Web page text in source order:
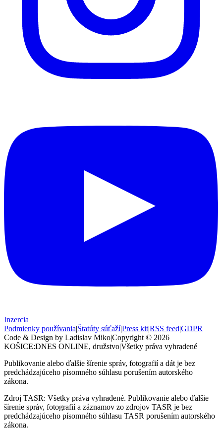
Inzercia
Podmienky používania|Štatúty súťaží|Press kit|RSS feed|GDPR
Code & Design by Ladislav Miko|Copyright © 2026
KOŠICE:DNES ONLINE, družstvo|Všetky práva vyhradené
Publikovanie alebo ďalšie šírenie správ, fotografií a dát je bez
predchádzajúceho písomného súhlasu porušením autorského
zákona.
Zdroj TASR: Všetky práva vyhradené. Publikovanie alebo ďalšie
šírenie správ, fotografií a záznamov zo zdrojov TASR je bez
predchádzajúceho písomného súhlasu TASR porušením autorského
zákona.